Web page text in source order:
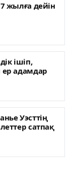
жылға дейін
ішіп,
адамдар
Уэсттің
сатпақ